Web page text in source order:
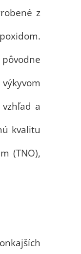
z
a
kvalitu
(TNO),